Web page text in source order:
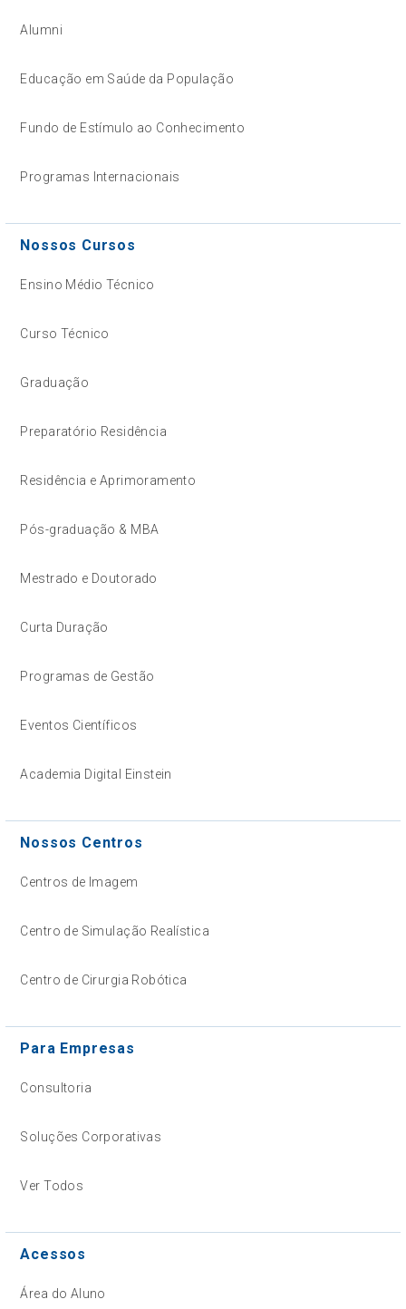
Alumni
Educação em Saúde da População
Fundo de Estímulo ao Conhecimento
Programas Internacionais
Nossos Cursos
Ensino Médio Técnico
Curso Técnico
Graduação
Preparatório Residência
Residência e Aprimoramento
Pós-graduação & MBA
Mestrado e Doutorado
Curta Duração
Programas de Gestão
Eventos Científicos
Academia Digital Einstein
Nossos Centros
Centros de Imagem
Centro de Simulação Realística
Centro de Cirurgia Robótica
Para Empresas
Consultoria
Soluções Corporativas
Ver Todos
Acessos
Área do Aluno